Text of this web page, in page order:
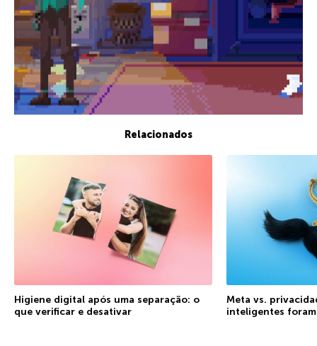
Relacionados
Higiene digital após uma separação: o
que verificar e desativar
Meta vs.
inteligentes